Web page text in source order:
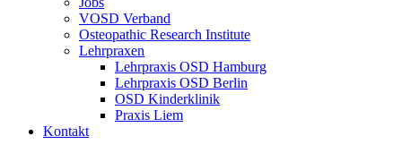
VOSD Verband
Osteopathic Research Institute
Lehrpraxen
Lehrpraxis OSD Hamburg
Lehrpraxis OSD Berlin
OSD Kinderklinik
Praxis Liem
Kontakt